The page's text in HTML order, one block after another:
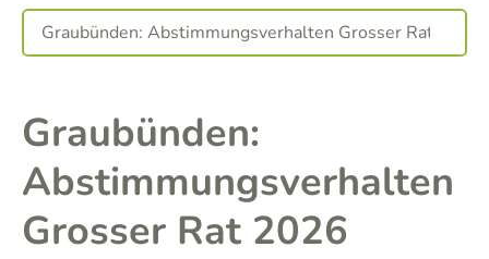
Graubünden:
Abstimmungsverhalten
Grosser Rat 2026